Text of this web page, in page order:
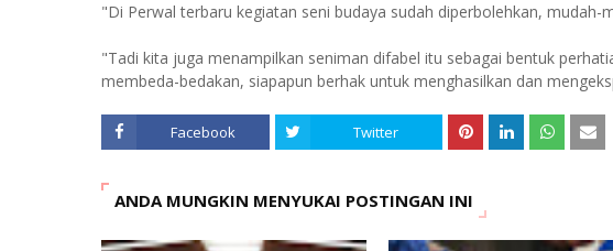
"Di Perwal terbaru kegiatan seni budaya sudah diperbolehkan, mudah-
"Tadi kita juga menampilkan seniman difabel itu sebagai bentuk
membeda-bedakan, siapapun berhak untuk menghasilkan dan
Facebook Twitter
ANDA MUNGKIN MENYUKAI POSTINGAN INI